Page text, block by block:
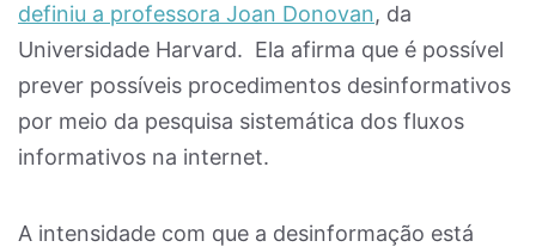
definiu a professora Joan Donovan, da
Universidade Harvard. Ela afirma que é possível
prever possíveis procedimentos desinformativos
por meio da pesquisa sistemática dos fluxos
informativos na internet.
A intensidade com que a desinformação está